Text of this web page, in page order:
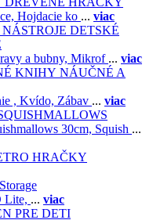
Hojdacie ko ... viac
DETSKÉ
a bubny, Mikrof ... viac
NÁUČNÉ A
, Kvído, Zábav ... viac
30cm, Squish ...
HRAČKY
Lite, ... viac